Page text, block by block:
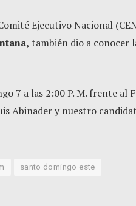
Ejecutivo Nacional
también dio a conocer
7 a las 2:00 P. M. frente
Abinader y nuestro
santo domingo este